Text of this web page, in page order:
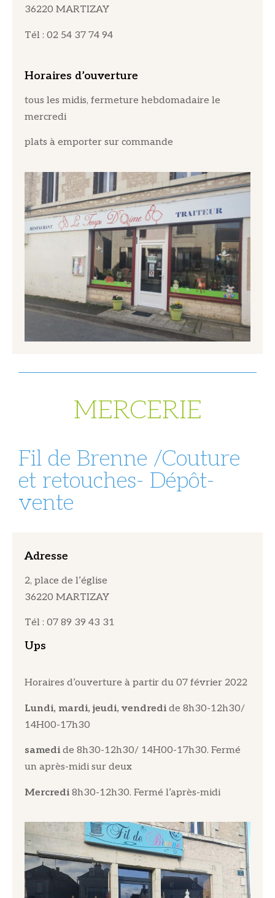
36220 MARTIZAY
Tél : 02 54 37 74 94
Horaires d’ouverture
tous les midis, fermeture hebdomadaire le
mercredi
plats à emporter sur commande
MERCERIE
Fil de Brenne /Couture
et retouches- Dépôt-
vente
Adresse
2, place de l’église
36220 MARTIZAY
Tél : 07 89 39 43 31
Ups
Horaires d’ouverture à partir du 07 février 2022
Lundi, mardi, jeudi, vendredi de 8h30-12h30/
14H00-17h30
samedi de 8h30-12h30/ 14H00-17h30. Fermé
un après-midi sur deux
Mercredi 8h30-12h30. Fermé l’après-midi